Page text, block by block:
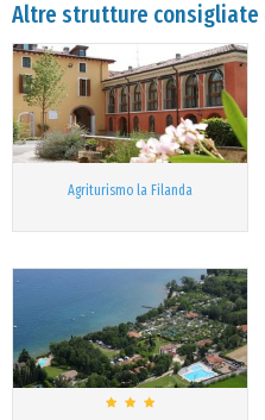
Altre strutture consigliate
Agriturismo la Filanda